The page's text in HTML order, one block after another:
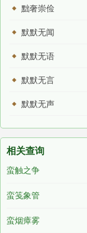
黜奢崇俭
默默无闻
默默无语
默默无言
默默无声
相关查询
蛮触之争
蛮笺象管
蛮烟瘴雾